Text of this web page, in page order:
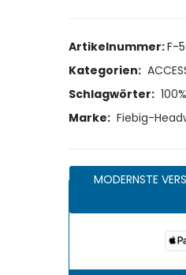
Artikelnummer:F-
Kategorien:
Schlagwörter:
Marke: Fiebig-
MODERNSTE